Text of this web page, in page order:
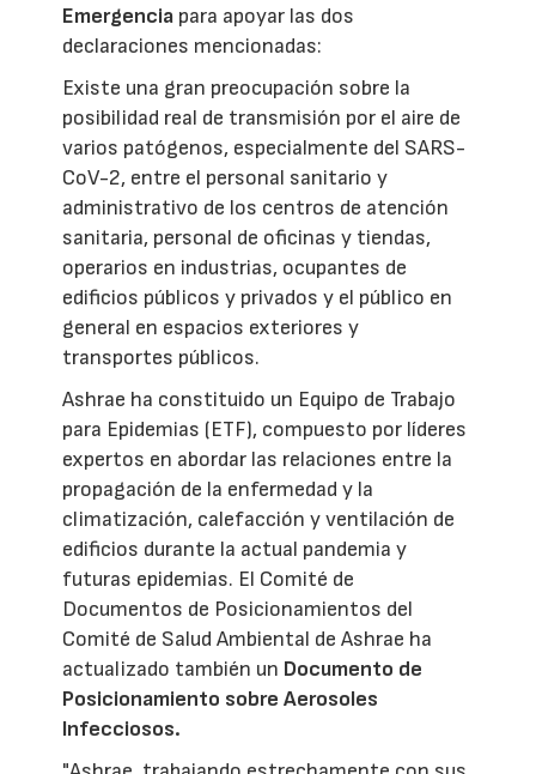
Emergencia para apoyar las dos
declaraciones mencionadas:
Existe una gran preocupación sobre la
posibilidad real de transmisión por el aire de
varios patógenos, especialmente del SARS-
CoV-2, entre el personal sanitario y
administrativo de los centros de atención
sanitaria, personal de oficinas y tiendas,
operarios en industrias, ocupantes de
edificios públicos y privados y el público en
general en espacios exteriores y
transportes públicos.
Ashrae ha constituido un Equipo de Trabajo
para Epidemias (ETF), compuesto por líderes
expertos en abordar las relaciones entre la
propagación de la enfermedad y la
climatización, calefacción y ventilación de
edificios durante la actual pandemia y
futuras epidemias. El Comité de
Documentos de Posicionamientos del
Comité de Salud Ambiental de Ashrae ha
actualizado también un Documento de
Posicionamiento sobre Aerosoles
Infecciosos.